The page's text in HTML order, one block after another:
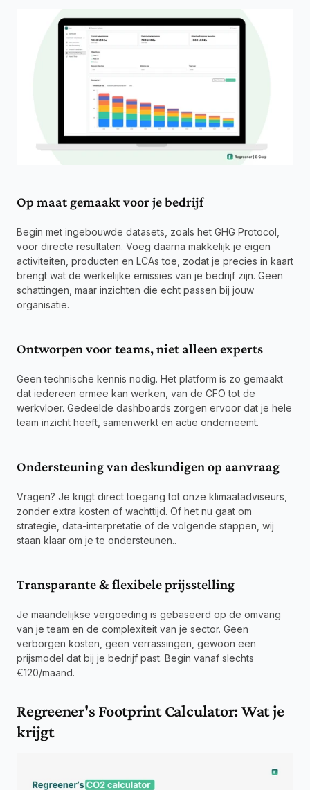
Op maat gemaakt voor je bedrijf
Begin met ingebouwde datasets, zoals het GHG Protocol,
voor directe resultaten. Voeg daarna makkelijk je eigen
activiteiten, producten en LCAs toe, zodat je precies in kaart
brengt wat de werkelijke emissies van je bedrijf zijn. Geen
schattingen, maar inzichten die echt passen bij jouw
organisatie.
Ontworpen voor teams, niet alleen experts
Geen technische kennis nodig. Het platform is zo gemaakt
dat iedereen ermee kan werken, van de CFO tot de
werkvloer. Gedeelde dashboards zorgen ervoor dat je hele
team inzicht heeft, samenwerkt en actie onderneemt.
Ondersteuning van deskundigen op aanvraag
Vragen? Je krijgt direct toegang tot onze klimaatadviseurs,
zonder extra kosten of wachttijd. Of het nu gaat om
strategie, data-interpretatie of de volgende stappen, wij
staan klaar om je te ondersteunen..
Transparante & flexibele prijsstelling
Je maandelijkse vergoeding is gebaseerd op de omvang
van je team en de complexiteit van je sector. Geen
verborgen kosten, geen verrassingen, gewoon een
prijsmodel dat bij je bedrijf past. Begin vanaf slechts
€120/maand.
Regreener's Footprint Calculator: Wat je
krijgt